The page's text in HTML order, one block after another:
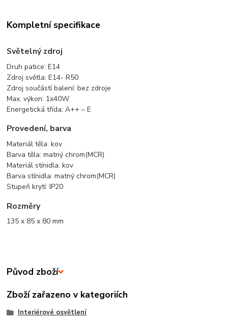
Kompletní specifikace
Světelný zdroj
Druh patice: E14
Zdroj světla: E14- R50
Zdroj součástí balení: bez zdroje
Max. výkon: 1x40W
Energetická třída: A++ – E
Provedení, barva
Materiál těla: kov
Barva těla: matný chrom(MCR)
Materiál stínidla: kov
Barva stínidla: matný chrom(MCR)
Stupeň krytí: IP20
Rozměry
135 x 85 x 80 mm
Původ zboží
Zboží zařazeno v kategoriích
Interiérové osvětlení